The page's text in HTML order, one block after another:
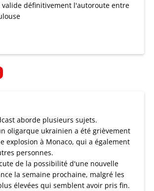
valide définitivement l'autoroute entre
aborde plusieurs sujets.
oligarque ukrainien a été grièvement
explosion à Monaco, qui a également
personnes.
de la possibilité d'une nouvelle
la semaine prochaine, malgré les
élevées qui semblent avoir pris fin.